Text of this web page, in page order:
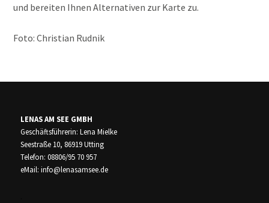
und bereiten Ihnen Alternativen zur Karte zu.
Foto: Christian Rudnik
LENAS AM SEE GMBH
Geschäftsführerin: Lena Mielke
Seestraße 10, 86919 Utting
Telefon: 08806/95 70 957
eMail: info@lenasamsee.de